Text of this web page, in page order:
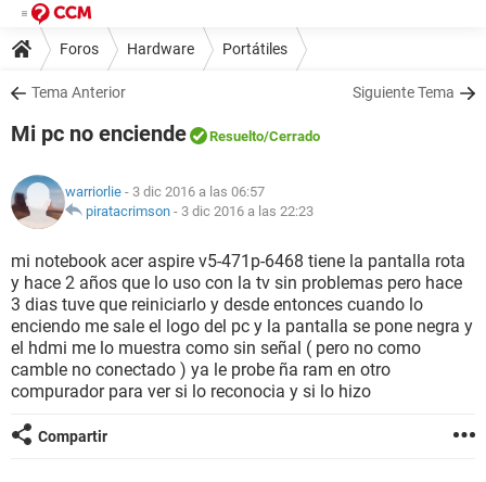
Foros Hardware Portátiles
Tema Anterior Siguiente Tema
Mi pc no enciende Resuelto/Cerrado
warriorlie - 3 dic 2016 a las 06:57
piratacrimson - 3 dic 2016 a las 22:23
mi notebook acer aspire v5-471p-6468 tiene la pantalla rota
y hace 2 años que lo uso con la tv sin problemas pero hace
3 dias tuve que reiniciarlo y desde entonces cuando lo
enciendo me sale el logo del pc y la pantalla se pone negra y
el hdmi me lo muestra como sin señal ( pero no como
camble no conectado ) ya le probe ña ram en otro
compurador para ver si lo reconocia y si lo hizo
Compartir